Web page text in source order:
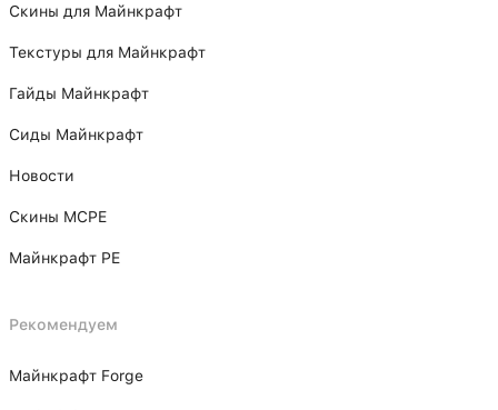
Скины для Майнкрафт
Текстуры для Майнкрафт
Гайды Майнкрафт
Сиды Майнкрафт
Новости
Скины MCPE
Майнкрафт PE
Рекомендуем
Майнкрафт Forge